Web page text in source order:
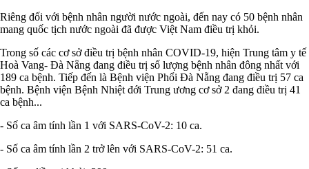
Riêng đối với bệnh nhân người nước ngoài, đến nay có 50 bệnh nhân
mang quốc tịch nước ngoài đã được Việt Nam điều trị khỏi.
Trong số các cơ sở điều trị bệnh nhân COVID-19, hiện Trung tâm y tế
Hoà Vang- Đà Nẵng đang điều trị số lượng bệnh nhân đông nhất với
189 ca bệnh. Tiếp đến là Bệnh viện Phổi Đà Nẵng đang điều trị 57 ca
bệnh. Bệnh viện Bệnh Nhiệt đới Trung ương cơ sở 2 đang điều trị 41
ca bệnh...
- Số ca âm tính lần 1 với SARS-CoV-2: 10 ca.
- Số ca âm tính lần 2 trở lên với SARS-CoV-2: 51 ca.